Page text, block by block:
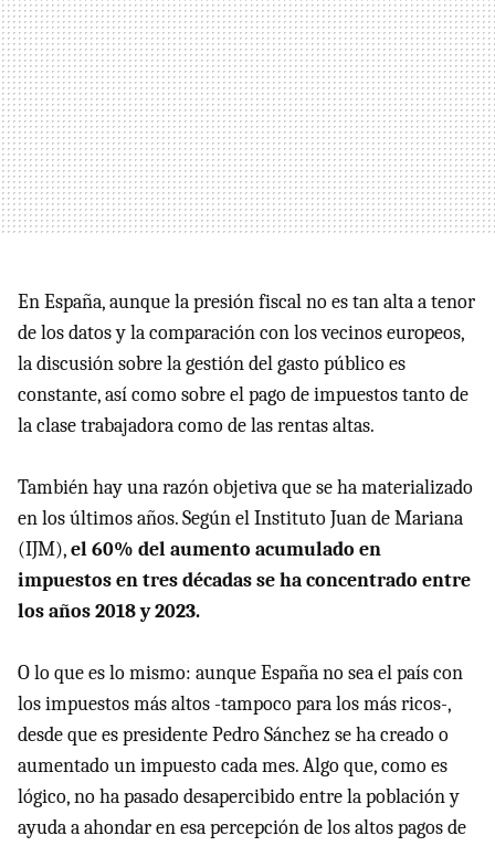
En España, aunque la presión fiscal no es tan alta a tenor
de los datos y la comparación con los vecinos europeos,
la discusión sobre la gestión del gasto público es
constante, así como sobre el pago de impuestos tanto de
la clase trabajadora como de las rentas altas.
También hay una razón objetiva que se ha materializado
en los últimos años. Según el Instituto Juan de Mariana
(IJM),el 60% del aumento acumulado en
impuestos en tres décadas se ha concentrado entre
los años 2018 y 2023.
O lo que es lo mismo: aunque España no sea el país con
los impuestos más altos -tampoco para los más ricos-,
desde que es presidente Pedro Sánchez se ha creado o
aumentado un impuesto cada mes. Algo que, como es
lógico, no ha pasado desapercibido entre la población y
ayuda a ahondar en esa percepción de los altos pagos de